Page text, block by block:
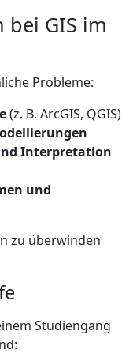
bei GIS im
Probleme:
(z. B. ArcGIS, QGIS)
Interpretation
und
zu überwinden
Studiengang